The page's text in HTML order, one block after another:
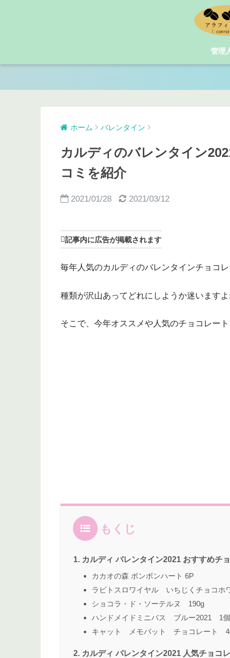
管理
ホーム バレンタイン
カルディのバレンタイン
コミを紹介
2021/01/28 2021/03/12
記事内に広告が掲載されます
毎年人気のカルディのバレンタインチョコレ
種類が沢山あってどれにしようか迷いますよ
そこで、今年オススメや人気のチョコレー
もくじ
カルディ バレンタイン2021 おすすめチ
カカオの森 ボンボンハート 6P
ラビトスロワイヤル いちじくチョコ
ショコラ・ド・ソーテルヌ 190g
ハンドメイドミニバス ブルー2021 1個
キャット メモパット チョコレート
カルディ バレンタイン2021 人気チョコ